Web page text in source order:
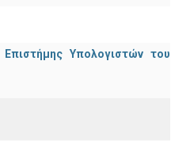
Υπολογιστών του